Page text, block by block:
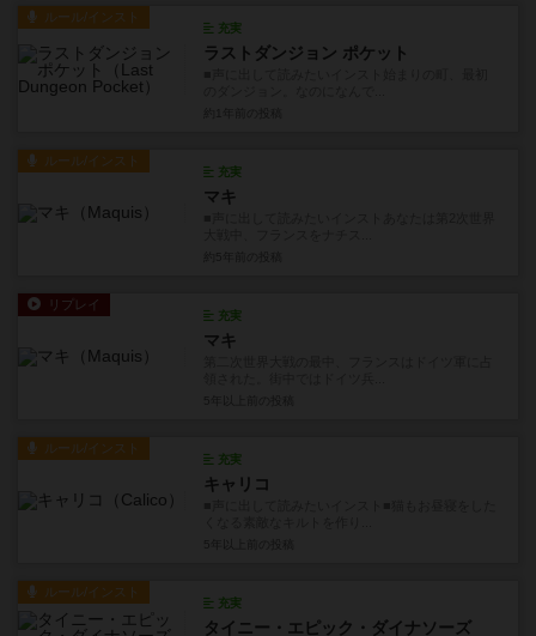
ルール/インスト
充実
ラストダンジョン ポケット
ルール/インスト
充実
マキ
リプレイ
充実
マキ
ルール/インスト
充実
キャリコ
ルール/インスト
充実
タイニー・エピック・ダイナソーズ